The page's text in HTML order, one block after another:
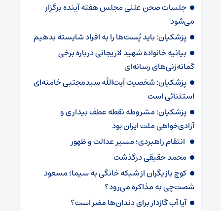
جلسات صحن علنی مجلس هفته آینده برگزار
می‌شود
پزشکیان: باید پُست‌ها را به افراد شایسته بدهیم
بیانیه خانواده شهید لاریجانی درباره برخی
گمانه‌زنی‌های رسانه‌ای
پزشکیان: شخصیت آیت‌الله سیدمجتبی خامنه‌ای
استثنائی است
پزشکیان: مشروطه نقطه عطف بیداری و
آزادی‌خواهی ملت ایران بود
انتقام راهبردی؛ مسیر عدالت و ظهور
محمد حقیقی درگذشت
کوچ بازیگران از شبکه خانگی به سیما؛ مسعود
شصت‌چی به مذاکره می‌رود؟
آیا آب گازدار برای دندان‌ها مضر است؟